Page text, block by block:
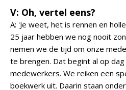
V: Oh, vertel eens?
A: 'Je weet, het is rennen en
25 jaar hebben we nog nooit
nemen we de tijd om onze
te brengen. Dat begint al op
medewerkers. We reiken een
boekwerk uit. Daarin staan